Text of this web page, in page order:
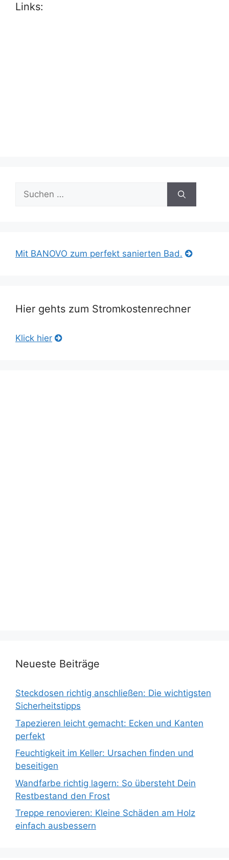
Links:
Suche
nach:
Mit BANOVO zum perfekt sanierten Bad.
Hier gehts zum Stromkostenrechner
Klick hier
Neueste Beiträge
Steckdosen richtig anschließen: Die wichtigsten
Sicherheitstipps
Tapezieren leicht gemacht: Ecken und Kanten
perfekt
Feuchtigkeit im Keller: Ursachen finden und
beseitigen
Wandfarbe richtig lagern: So übersteht Dein
Restbestand den Frost
Treppe renovieren: Kleine Schäden am Holz
einfach ausbessern